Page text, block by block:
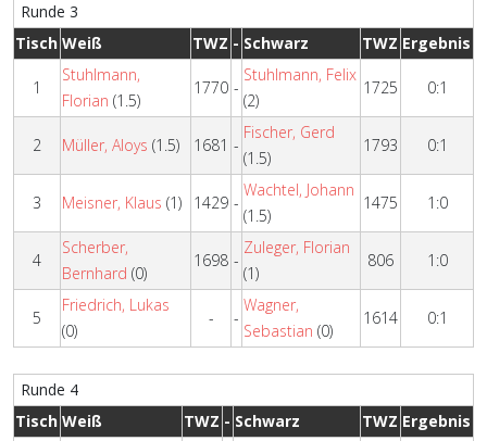
Runde 3
Tisch Weiß TWZ - Schwarz TWZ Ergebnis
1
Stuhlmann,
Florian (1.5)
1770 -
Stuhlmann, Felix
(2)
1725 0:1
2 Müller, Aloys (1.5) 1681 -
Fischer, Gerd
(1.5)
1793 0:1
3 Meisner, Klaus (1) 1429 -
Wachtel, Johann
(1.5)
1475 1:0
4
Scherber,
Bernhard (0)
1698 -
Zuleger, Florian
(1)
806 1:0
5
Friedrich, Lukas
(0)
- -
Wagner,
Sebastian (0)
1614 0:1
Runde 4
Tisch Weiß TWZ - Schwarz TWZ Ergebnis